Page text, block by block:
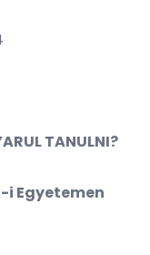
TANULNI?
i Egyetemen